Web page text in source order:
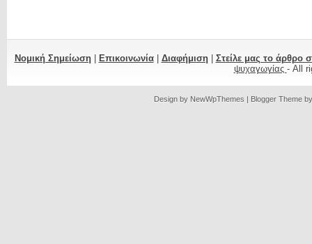
Νομική Σημείωση| Επικοινωνία| Διαφήμιση| Στείλε μας το άρθρο
ψυχαγωγίας - All
Design by NewWpThemes | Blogger Theme